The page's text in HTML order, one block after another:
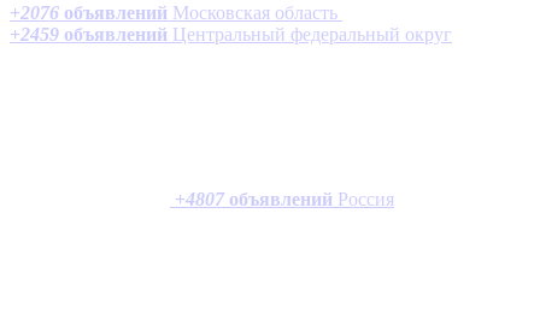
+2076 объявлений Московская область
+2459 объявлений Центральный федеральный округ
+4807 объявлений Россия